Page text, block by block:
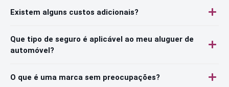
Existem alguns custos adicionais?
Que tipo de seguro é aplicável ao meu aluguer de
automóvel?
O que é uma marca sem preocupações?